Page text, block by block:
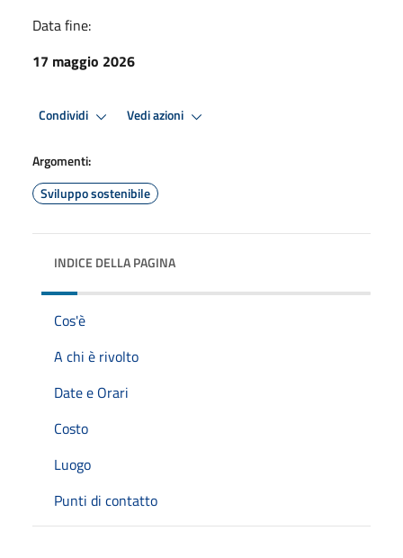
Data fine:
17 maggio 2026
Condividi Vedi azioni
Argomenti:
Sviluppo sostenibile
INDICE DELLA PAGINA
Cos'è
A chi è rivolto
Date e Orari
Costo
Luogo
Punti di contatto